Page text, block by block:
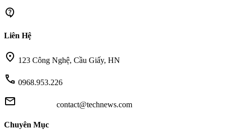
contact_support
Liên Hệ
location_on 123 Công Nghệ, Cầu Giấy, HN
call 0968.953.226
mail contact@technews.com
Chuyên Mục